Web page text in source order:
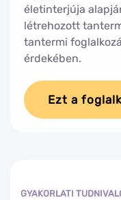
életinterjúja
létrehozott
tantermi
érdekében.
Ezt a
GYAKORLATI